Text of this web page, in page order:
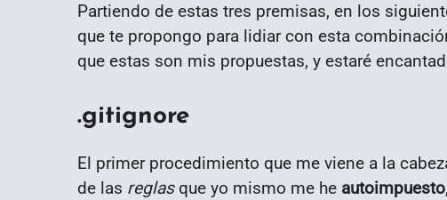
Partiendo de estas tres premisas, en los
que te propongo para lidiar con esta
que estas son mis propuestas, y estaré
.gitignore
El primer procedimiento que me viene a la
de las reglasque yo mismo me he autoimpuesto